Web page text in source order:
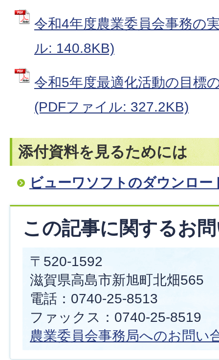
令和4年度農業委員会事務の
ル: 140.8KB)
令和5年度最適化活動の目標
(PDFファイル: 327.2KB)
添付資料を見るためには
ビューワソフトのダウンロー
この記事に関するお
〒520-1592
滋賀県高島市新旭町北畑565
電話：0740-25-8513
ファックス：0740-25-8519
農業委員会事務局へのお問い